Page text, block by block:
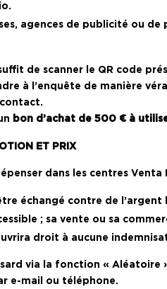
agences de publicité ou
de scanner le QR code
à l’enquête de manière
bon d’achat de 500 € à
ET PRIX
dans les centres Venta
échangé contre de l’argent
; sa vente ou sa
droit à aucune
via la fonction « Aléatoire
e-mail ou téléphone.